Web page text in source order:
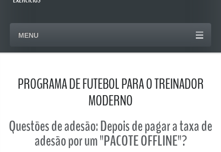
MENU
PROGRAMA DE FUTEBOL PARA O TREINADOR
MODERNO
Questões de adesão: Depois de pagar a taxa de
adesão por um "PACOTE OFFLINE"?